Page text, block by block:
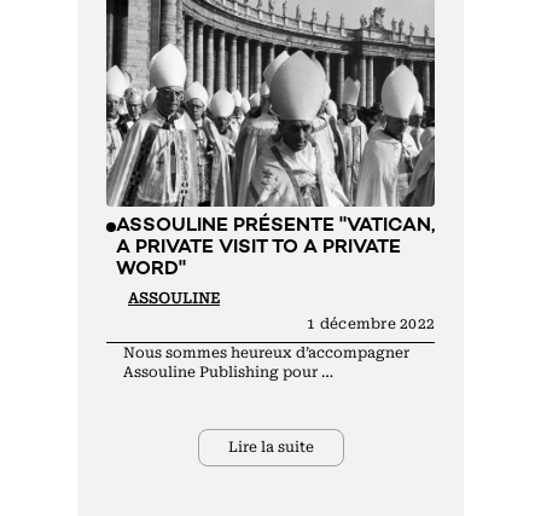
ASSOULINE PRÉSENTE "VATICAN,
A PRIVATE VISIT TO A PRIVATE
WORD"
ASSOULINE
1 décembre 2022
Nous sommes heureux d’accompagner
Assouline Publishing pour …
Lire la suite